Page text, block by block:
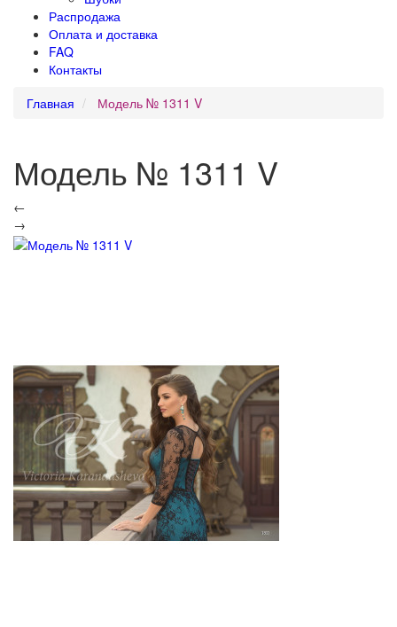
Распродажа
Оплата и доставка
FAQ
Контакты
Главная
Модель № 1311 V
Модель № 1311 V
←
→